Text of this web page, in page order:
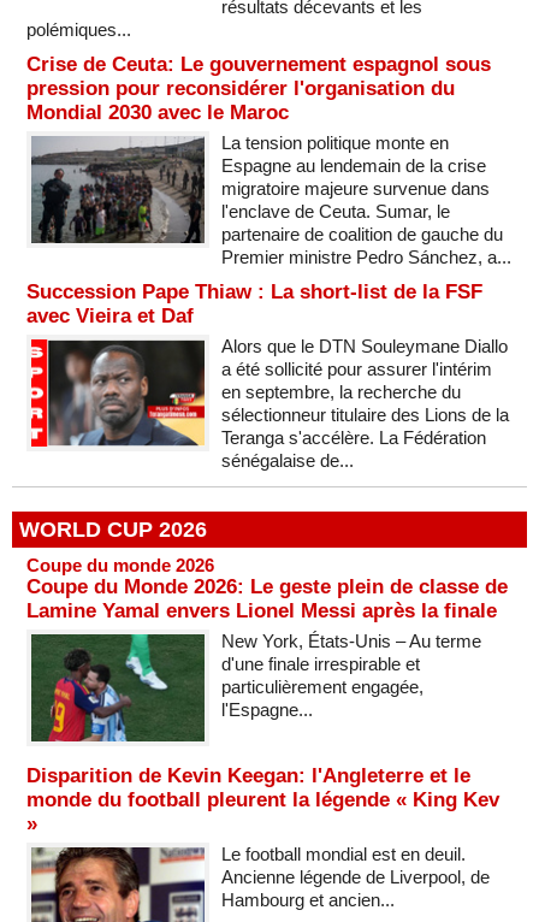
résultats décevants et les
polémiques...
Crise de Ceuta: Le gouvernement espagnol sous
pression pour reconsidérer l'organisation du
Mondial 2030 avec le Maroc
La tension politique monte en
Espagne au lendemain de la crise
migratoire majeure survenue dans
l'enclave de Ceuta. Sumar, le
partenaire de coalition de gauche du
Premier ministre Pedro Sánchez, a...
Succession Pape Thiaw : La short-list de la FSF
avec Vieira et Daf
Alors que le DTN Souleymane Diallo
a été sollicité pour assurer l'intérim
en septembre, la recherche du
sélectionneur titulaire des Lions de la
Teranga s'accélère. La Fédération
sénégalaise de...
WORLD CUP 2026
Coupe du monde 2026
Coupe du Monde 2026: Le geste plein de classe de
Lamine Yamal envers Lionel Messi après la finale
New York, États-Unis – Au terme
d'une finale irrespirable et
particulièrement engagée,
l'Espagne...
Disparition de Kevin Keegan: l'Angleterre et le
monde du football pleurent la légende « King Kev
»
Le football mondial est en deuil.
Ancienne légende de Liverpool, de
Hambourg et ancien...